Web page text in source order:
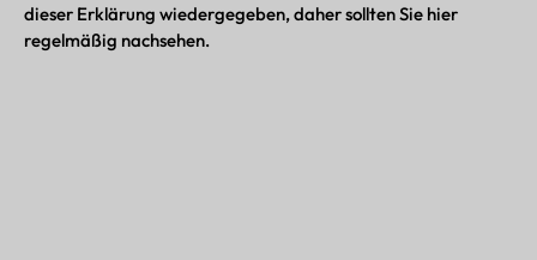
dieser Erklärung wiedergegeben, daher sollten Sie hier
regelmäßig nachsehen.